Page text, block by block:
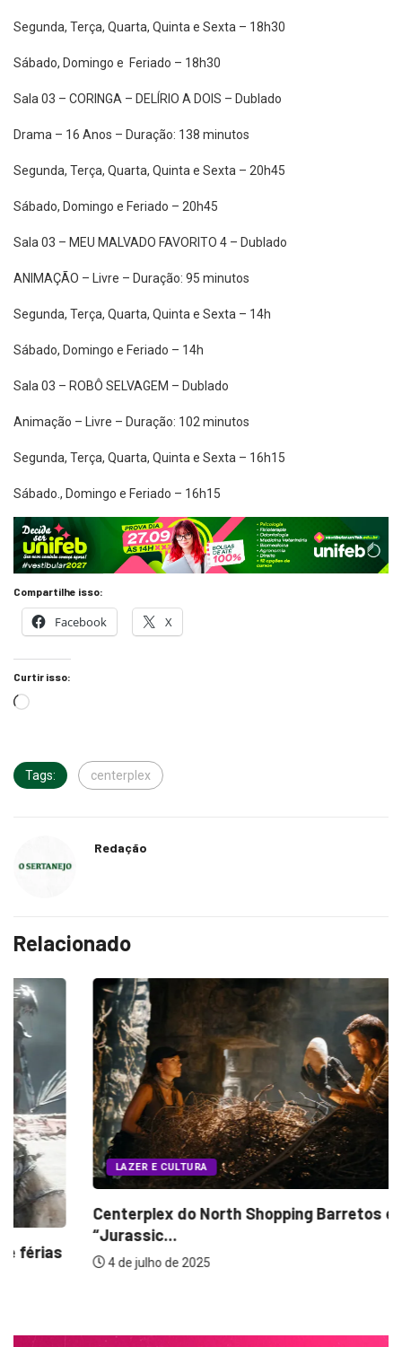
Segunda, Terça, Quarta, Quinta e Sexta – 18h30
Sábado, Domingo e Feriado – 18h30
Sala 03 – CORINGA – DELÍRIO A DOIS – Dublado
Drama – 16 Anos – Duração: 138 minutos
Segunda, Terça, Quarta, Quinta e Sexta – 20h45
Sábado, Domingo e Feriado – 20h45
Sala 03 – MEU MALVADO FAVORITO 4 – Dublado
ANIMAÇÃO – Livre – Duração: 95 minutos
Segunda, Terça, Quarta, Quinta e Sexta – 14h
Sábado, Domingo e Feriado – 14h
Sala 03 – ROBÔ SELVAGEM – Dublado
Animação – Livre – Duração: 102 minutos
Segunda, Terça, Quarta, Quinta e Sexta – 16h15
Sábado., Domingo e Feriado – 16h15
Compartilhe isso:
Facebook X
Curtir isso:
Tags: centerplex
Redação
Relacionado
LAZER E CULTURA
Centerplex do North Shopping Barretos exibe
“Jurassic...
4 de julho de 2025